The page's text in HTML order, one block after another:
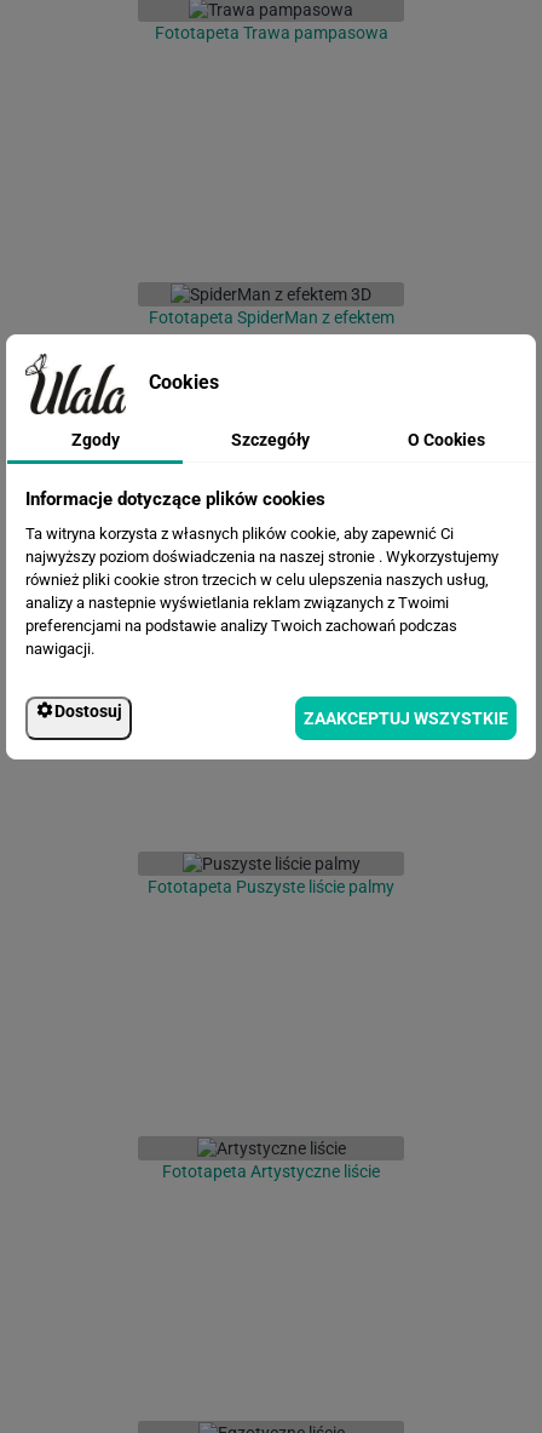
Fototapeta Trawa pampasowa
Fototapeta SpiderMan z efektem
3D
Fototapeta Irysy i motyle
Fototapeta Puszyste liście palmy
Fototapeta Artystyczne liście
Cookies
Zgody Szczegóły O Cookies
Informacje dotyczące plików cookies
Ta witryna korzysta z własnych plików cookie, aby zapewnić Ci
najwyższy poziom doświadczenia na naszej stronie . Wykorzystujemy
również pliki cookie stron trzecich w celu ulepszenia naszych usług,
analizy a nastepnie wyświetlania reklam związanych z Twoimi
preferencjami na podstawie analizy Twoich zachowań podczas
nawigacji.
Dostosuj ZAAKCEPTUJ WSZYSTKIE